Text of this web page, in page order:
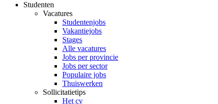
Studenten
Vacatures
Studentenjobs
Vakantiejobs
Stages
Alle vacatures
Jobs per provincie
Jobs per sector
Populaire jobs
Thuiswerken
Sollicitatietips
Het cv